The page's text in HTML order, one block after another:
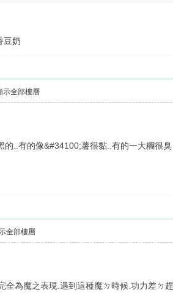
豆奶
示全部樓層
的..有的像&#34100;薯很黏..有的一大糰很臭
全部樓層
全為魔之表現.遇到這種魔ㄉ時候.功力差ㄉ